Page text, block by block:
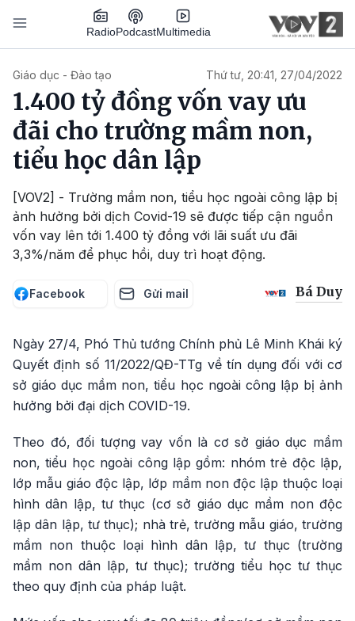
Nhảy đến nội dung
RadioPodcastMultimedia
Giáo dục - Đào tạo Thứ tư, 20:41, 27/04/2022
1.400 tỷ đồng vốn vay ưu
đãi cho trường mầm non,
tiểu học dân lập
[VOV2] - Trường mầm non, tiểu học ngoài công lập bị
ảnh hưởng bởi dịch Covid-19 sẽ được tiếp cận nguồn
vốn vay lên tới 1.400 tỷ đồng với lãi suất ưu đãi
3,3%/năm để phục hồi, duy trì hoạt động.
Facebook Gửi mail Bá Duy
Ngày 27/4, Phó Thủ tướng Chính phủ Lê Minh Khái ký
Quyết định số 11/2022/QĐ-TTg về tín dụng đối với cơ
sở giáo dục mầm non, tiểu học ngoài công lập bị ảnh
hưởng bởi đại dịch COVID-19.
Theo đó, đối tượng vay vốn là cơ sở giáo dục mầm
non, tiểu học ngoài công lập gồm: nhóm trẻ độc lập,
lớp mẫu giáo độc lập, lớp mầm non độc lập thuộc loại
hình dân lập, tư thục (cơ sở giáo dục mầm non độc
lập dân lập, tư thục); nhà trẻ, trường mẫu giáo, trường
mầm non thuộc loại hình dân lập, tư thục (trường
mầm non dân lập, tư thục); trường tiểu học tư thục
theo quy định của pháp luật.